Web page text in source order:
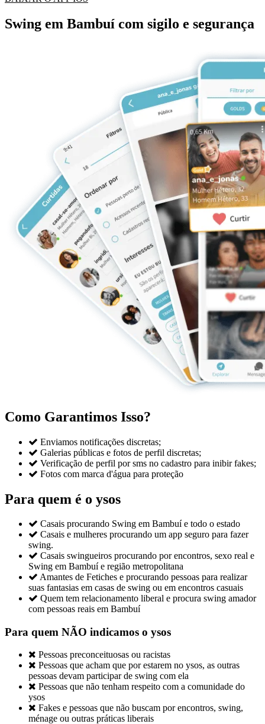
Swing em Bambuí com sigilo e segurança
Como Garantimos Isso?
 Enviamos notificações discretas;
 Galerias públicas e fotos de perfil discretas;
 Verificação de perfil por sms no cadastro para inibir fakes;
 Fotos com marca d'água para proteção
Para quem é o ysos
 Casais procurando Swing em Bambuí e todo o estado
 Casais e mulheres procurando um app seguro para fazer
swing.
 Casais swingueiros procurando por encontros, sexo real e
Swing em Bambuí e região metropolitana
 Amantes de Fetiches e procurando pessoas para realizar
suas fantasias em casas de swing ou em encontros casuais
 Quem tem relacionamento liberal e procura swing amador
com pessoas reais em Bambuí
Para quem NÃO indicamos o ysos
 Pessoas preconceituosas ou racistas
 Pessoas que acham que por estarem no ysos, as outras
pessoas devam participar de swing com ela
 Pessoas que não tenham respeito com a comunidade do
ysos
 Fakes e pessoas que não buscam por encontros, swing,
ménage ou outras práticas liberais